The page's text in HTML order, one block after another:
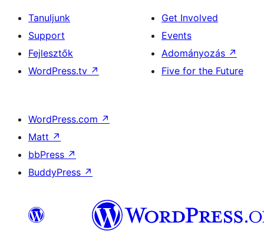
Tanuljunk
Support
Fejlesztők
WordPress.tv ↗
Get Involved
Events
Adományozás ↗
Five for the Future
WordPress.com ↗
Matt ↗
bbPress ↗
BuddyPress ↗